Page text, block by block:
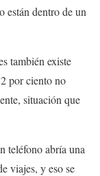
están dentro de un
también existe
por ciento no
situación que
teléfono abría una
viajes, y eso se